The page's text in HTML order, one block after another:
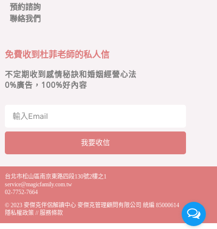
預約諮詢
聯絡我們
免費收到杜菲老師的私人信
不定期收到感情秘訣和婚姻經營心法
0%廣告，100%好內容
我要收信
l
t
e
n
a
© 2023 麥傑克伴侶解讀中心 麥傑克管理顧問有限公司 統編 85000614
隱私權政策 // 服務條款
台北市松山區南京東路四段130號2樓之1
service@magicfamily.com.tw
02-7752-7664